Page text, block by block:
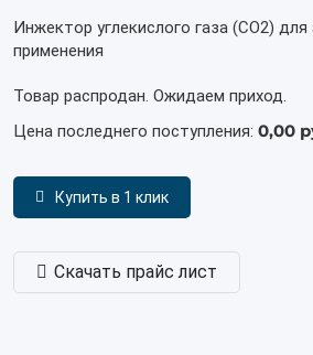
Инжектор углекислого газа (СО2) для
применения
Товар распродан. Ожидаем приход.
Цена последнего поступления: 0,00
Купить в 1 клик
Скачать прайс лист